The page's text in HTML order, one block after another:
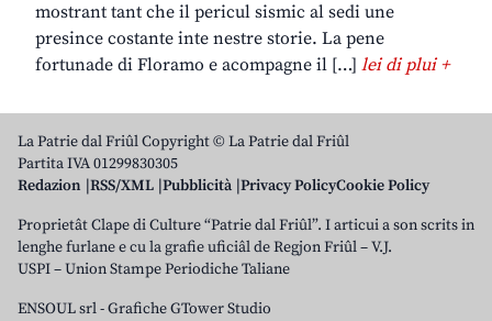
mostrant tant che il pericul sismic al sedi une
presince costante inte nestre storie. La pene
fortunade di Floramo e acompagne il […] lei di plui +
La Patrie dal Friûl Copyright © La Patrie dal Friûl
Partita IVA 01299830305
Redazion RSS/XML Pubblicità Privacy PolicyCookie Policy
Proprietât Clape di Culture “Patrie dal Friûl”. I articui a son scrits in
lenghe furlane e cu la grafie uficiâl de Regjon Friûl – V.J.
USPI – Union Stampe Periodiche Taliane
ENSOUL srl-Grafiche GTower Studio